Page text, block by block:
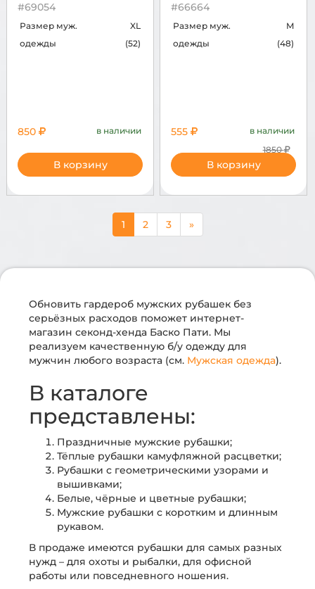
#69054
Размер муж.
одежды
XL
(52)
850 в наличии
В корзину
#66664
Размер муж.
одежды
M
(48)
555
в наличии
1850
В корзину
1 2 3 »
Обновить гардероб мужских рубашек без
серьёзных расходов поможет интернет-
магазин секонд-хенда Баско Пати. Мы
реализуем качественную б/у одежду для
мужчин любого возраста (см. Мужская одежда).
В каталоге
представлены:
Праздничные мужские рубашки;
Тёплые рубашки камуфляжной расцветки;
Рубашки с геометрическими узорами и
вышивками;
Белые, чёрные и цветные рубашки;
Мужские рубашки с коротким и длинным
рукавом.
В продаже имеются рубашки для самых разных
нужд – для охоты и рыбалки, для офисной
работы или повседневного ношения.